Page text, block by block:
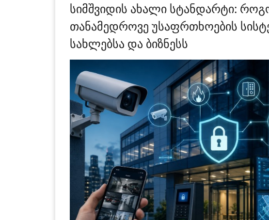
სიმშვიდის ახალი სტანდარტი:
თანამედროვე უსაფრთხოების
სახლებსა და ბიზნესს